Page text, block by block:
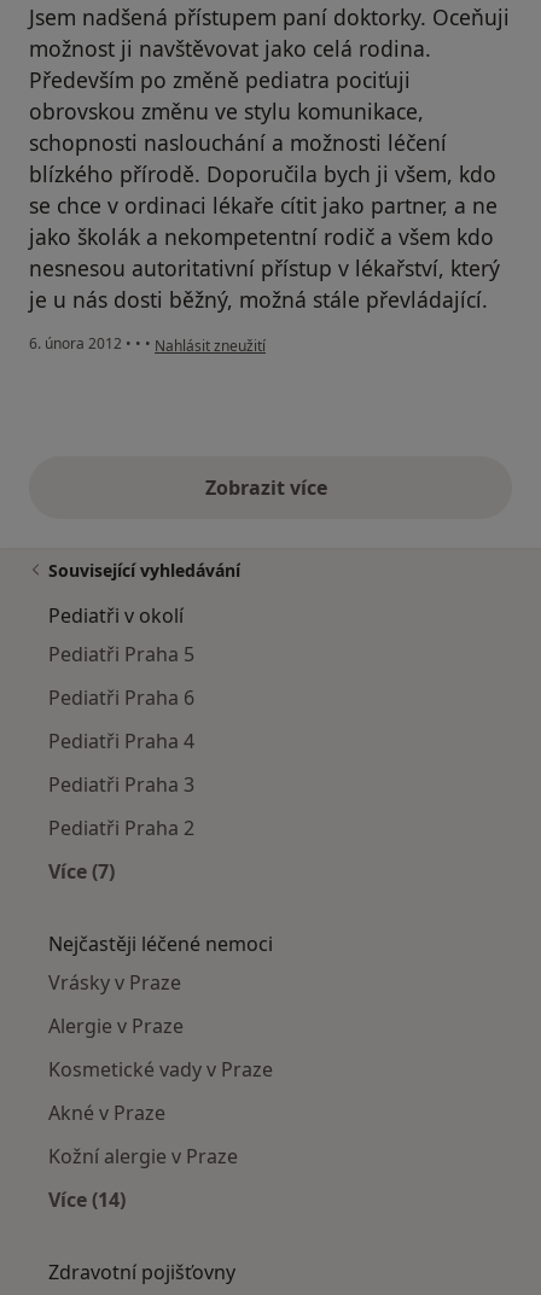
Jsem nadšená přístupem paní doktorky. Oceňuji
možnost ji navštěvovat jako celá rodina.
Především po změně pediatra pociťuji
obrovskou změnu ve stylu komunikace,
schopnosti naslouchání a možnosti léčení
blízkého přírodě. Doporučila bych ji všem, kdo
se chce v ordinaci lékaře cítit jako partner, a ne
jako školák a nekompetentní rodič a všem kdo
nesnesou autoritativní přístup v lékařství, který
je u nás dosti běžný, možná stále převládající.
6. února 2012 • • • podle názoru uživatele Lucie K.
Nahlásit zneužití
Zobrazit vícevýše uvedené názory
Související vyhledávání
Pediatři v okolí
Pediatři Praha 5
Pediatři Praha 6
Pediatři Praha 4
Pediatři Praha 3
Pediatři Praha 2
Více (7)
Nejčastěji léčené nemoci
Vrásky v Praze
Alergie v Praze
Kosmetické vady v Praze
Akné v Praze
Kožní alergie v Praze
Více (14)
Zdravotní pojišťovny